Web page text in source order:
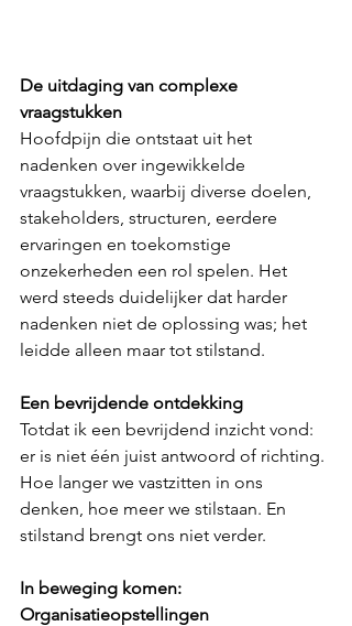
De uitdaging van complexe
vraagstukken
Hoofdpijn die ontstaat uit het
nadenken over ingewikkelde
vraagstukken, waarbij diverse doelen,
stakeholders, structuren, eerdere
ervaringen en toekomstige
onzekerheden een rol spelen. Het
werd steeds duidelijker dat harder
nadenken niet de oplossing was; het
leidde alleen maar tot stilstand.
Een bevrijdende ontdekking
Totdat ik een bevrijdend inzicht vond:
er is niet één juist antwoord of richting.
Hoe langer we vastzitten in ons
denken, hoe meer we stilstaan. En
stilstand brengt ons niet verder.
In beweging komen:
Organisatieopstellingen